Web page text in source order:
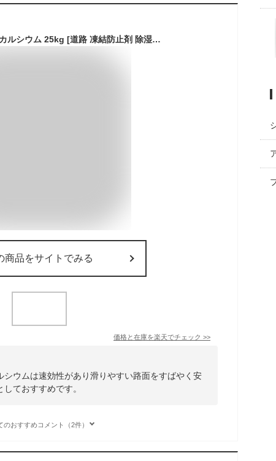
ケイエス 融雪剤 塩化カルシウム 25kg [道路 凍結防止剤 除湿剤 防塵剤 塩カル]
商品をサイトでみる
価格と在庫を楽天でチェック >>
ウムは速効性があり滑りやすい路面をすばやく安
ておすすめです。
のおすすめコメント（2件）